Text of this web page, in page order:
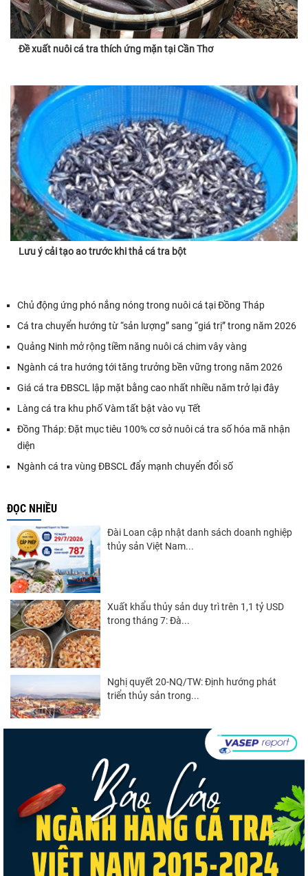
Đề xuất nuôi cá tra thích ứng mặn tại Cần Thơ
Lưu ý cải tạo ao trước khi thả cá tra bột
Chủ động ứng phó nắng nóng trong nuôi cá tại Đồng Tháp
Cá tra chuyển hướng từ “sản lượng” sang “giá trị” trong năm 2026
Quảng Ninh mở rộng tiềm năng nuôi cá chim vây vàng
Ngành cá tra hướng tới tăng trưởng bền vững trong năm 2026
Giá cá tra ĐBSCL lập mặt bằng cao nhất nhiều năm trở lại đây
Làng cá tra khu phố Vàm tất bật vào vụ Tết
Đồng Tháp: Đặt mục tiêu 100% cơ sở nuôi cá tra số hóa mã nhận
diện
Ngành cá tra vùng ĐBSCL đẩy mạnh chuyển đổi số
ĐỌC NHIỀU
Đài Loan cập nhật danh sách doanh nghiệp
thủy sản Việt Nam...
Xuất khẩu thủy sản duy trì trên 1,1 tỷ USD
trong tháng 7: Đà...
Nghị quyết 20-NQ/TW: Định hướng phát
triển thủy sản trong...
Góp ý Dự thảo Luật An toàn thực phẩm
(sửa đổi)
Thuế Mục 301 và bài toán thích ứng của
tôm Việt tại thị...